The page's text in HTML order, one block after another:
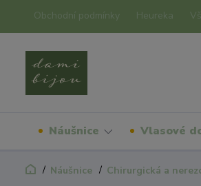
Obchodní podmínky Heureka
Náušnice Vlasové
Náušnice Chirurgická a